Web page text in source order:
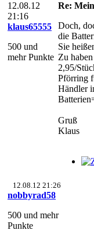
12.08.12
21:16
klaus65555
500 und
mehr Punkte
Re:
Doch,
die
Sie
Zu
2,95/
Pförring
Händler
Gruß
Klaus
12.08.12 21:26
nobbyrad58
500 und mehr
Punkte